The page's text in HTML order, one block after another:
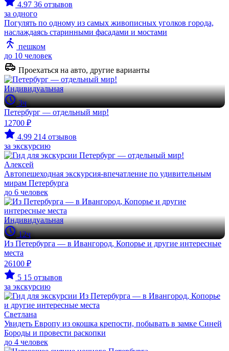
4.97 36 отзывов
за одного
Погулять по одному из самых живописных уголков города,
наслаждаясь старинными фасадами и мостами
пешком
до 10 человек
Проехаться на авто, другие варианты
Индивидуальная
3ч
Петербург — отдельный мир!
12700 ₽
4.99 214 отзывов
за экскурсию
Алексей
Автопешеходная экскурсия-впечатление по удивительным
мирам Петербурга
до 6 человек
Индивидуальная
12ч
Из Петербурга — в Ивангород, Копорье и другие интересные
места
26100 ₽
5 15 отзывов
за экскурсию
Светлана
Увидеть Европу из окошка крепости, побывать в замке Синей
Бороды и провести раскопки
до 4 человек